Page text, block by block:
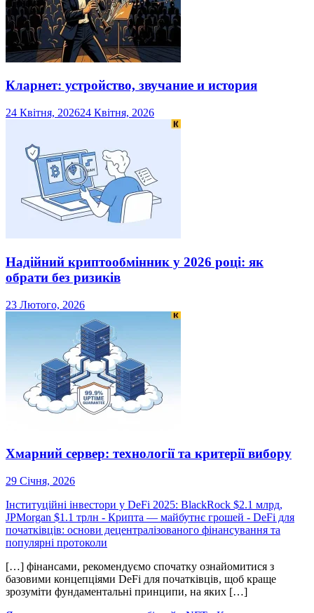
Кларнет: устройство, звучание и история
24 Квітня, 202624 Квітня, 2026
Надійний криптообмінник у 2026 році: як
обрати без ризиків
23 Лютого, 2026
Хмарний сервер: технології та критерії вибору
29 Січня, 2026
Інституційні інвестори у DeFi 2025: BlackRock $2.1 млрд,
JPMorgan $1.1 трлн - Крипта — майбутнє грошей - DeFi для
початківців: основи децентралізованого фінансування та
популярні протоколи
[…] фінансами, рекомендуємо спочатку ознайомитися з
базовими концепціями DeFi для початківців, щоб краще
зрозуміти фундаментальні принципи, на яких […]